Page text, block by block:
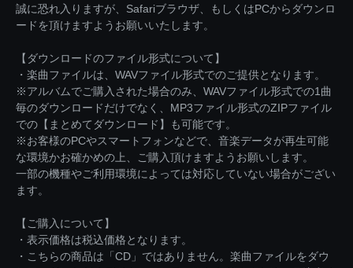
誠に恐れ入りますが、Safariブラウザ、もしくはPCからダウンロ
ードを頂けますようお願いいたします。
【ダウンロードのファイル形式について】
・楽曲ファイルは、WAVファイル形式でのご提供となります。
※アルバムでご購入された場合のみ、WAVファイル形式での1曲
毎のダウンロードだけでなく、MP3ファイル形式のZIPファイル
での【まとめてダウンロード】も可能です。
※お客様のPCやスマートフォンなどで、音楽データが再生可能
な環境かお確かめの上、ご購入頂けますようお願いします。
一部の機種やご利用環境によっては対応していない場合がござい
ます。
【ご購入について】
・表示価格は税込価格となります。
・こちらの商品は「CD」ではありません。楽曲ファイルをダウ